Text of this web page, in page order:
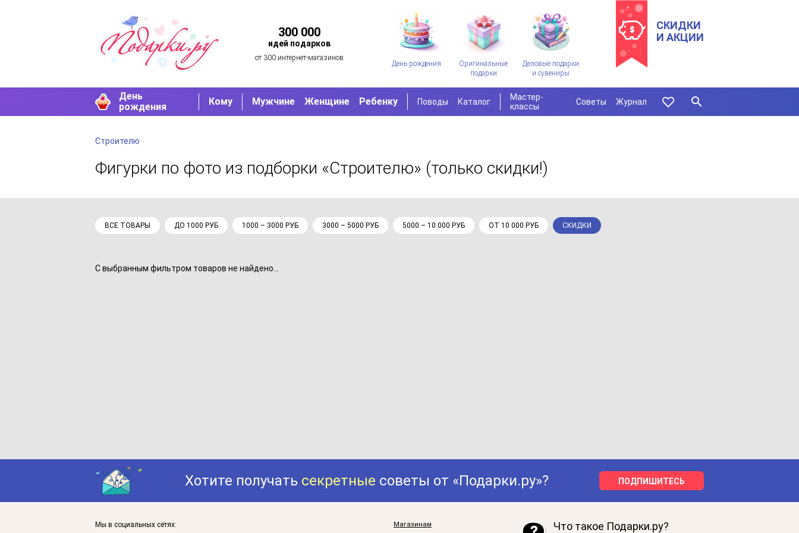
300 000
идей подарков
от 300 интернет-магазинов
День рождения
Оригинальные
подарки
Деловые подарки
и сувениры
СКИДКИ
И АКЦИИ
День
рождения
Кому Мужчине Женщине Ребенку Поводы Каталог
Мастер-
классы
Советы Журнал
Строителю
Фигурки по фото из подборки «Строителю» (только скидки!)
ВСЕ ТОВАРЫ ДО 1000 РУБ 1000 – 3000 РУБ 3000 – 5000 РУБ 5000 – 10 000 РУБ ОТ 10 000 РУБ СКИДКИ
С выбранным фильтром товаров не найдено...
Хотите получать секретные советы от «Подарки.ру»? ПОДПИШИТЕСЬ
Мы в социальных сетях: Магазинам Что такое Подарки.ру?